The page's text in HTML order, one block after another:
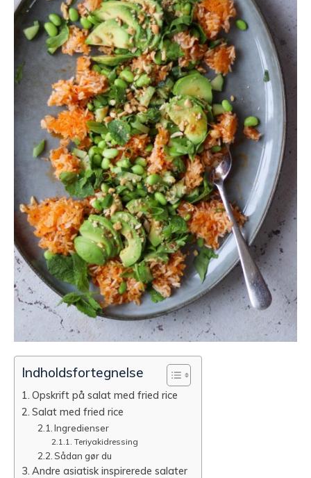
Indholdsfortegnelse
Opskrift på salat med fried rice
Salat med fried rice
Ingredienser
Teriyakidressing
Sådan gør du
Andre asiatisk inspirerede salater